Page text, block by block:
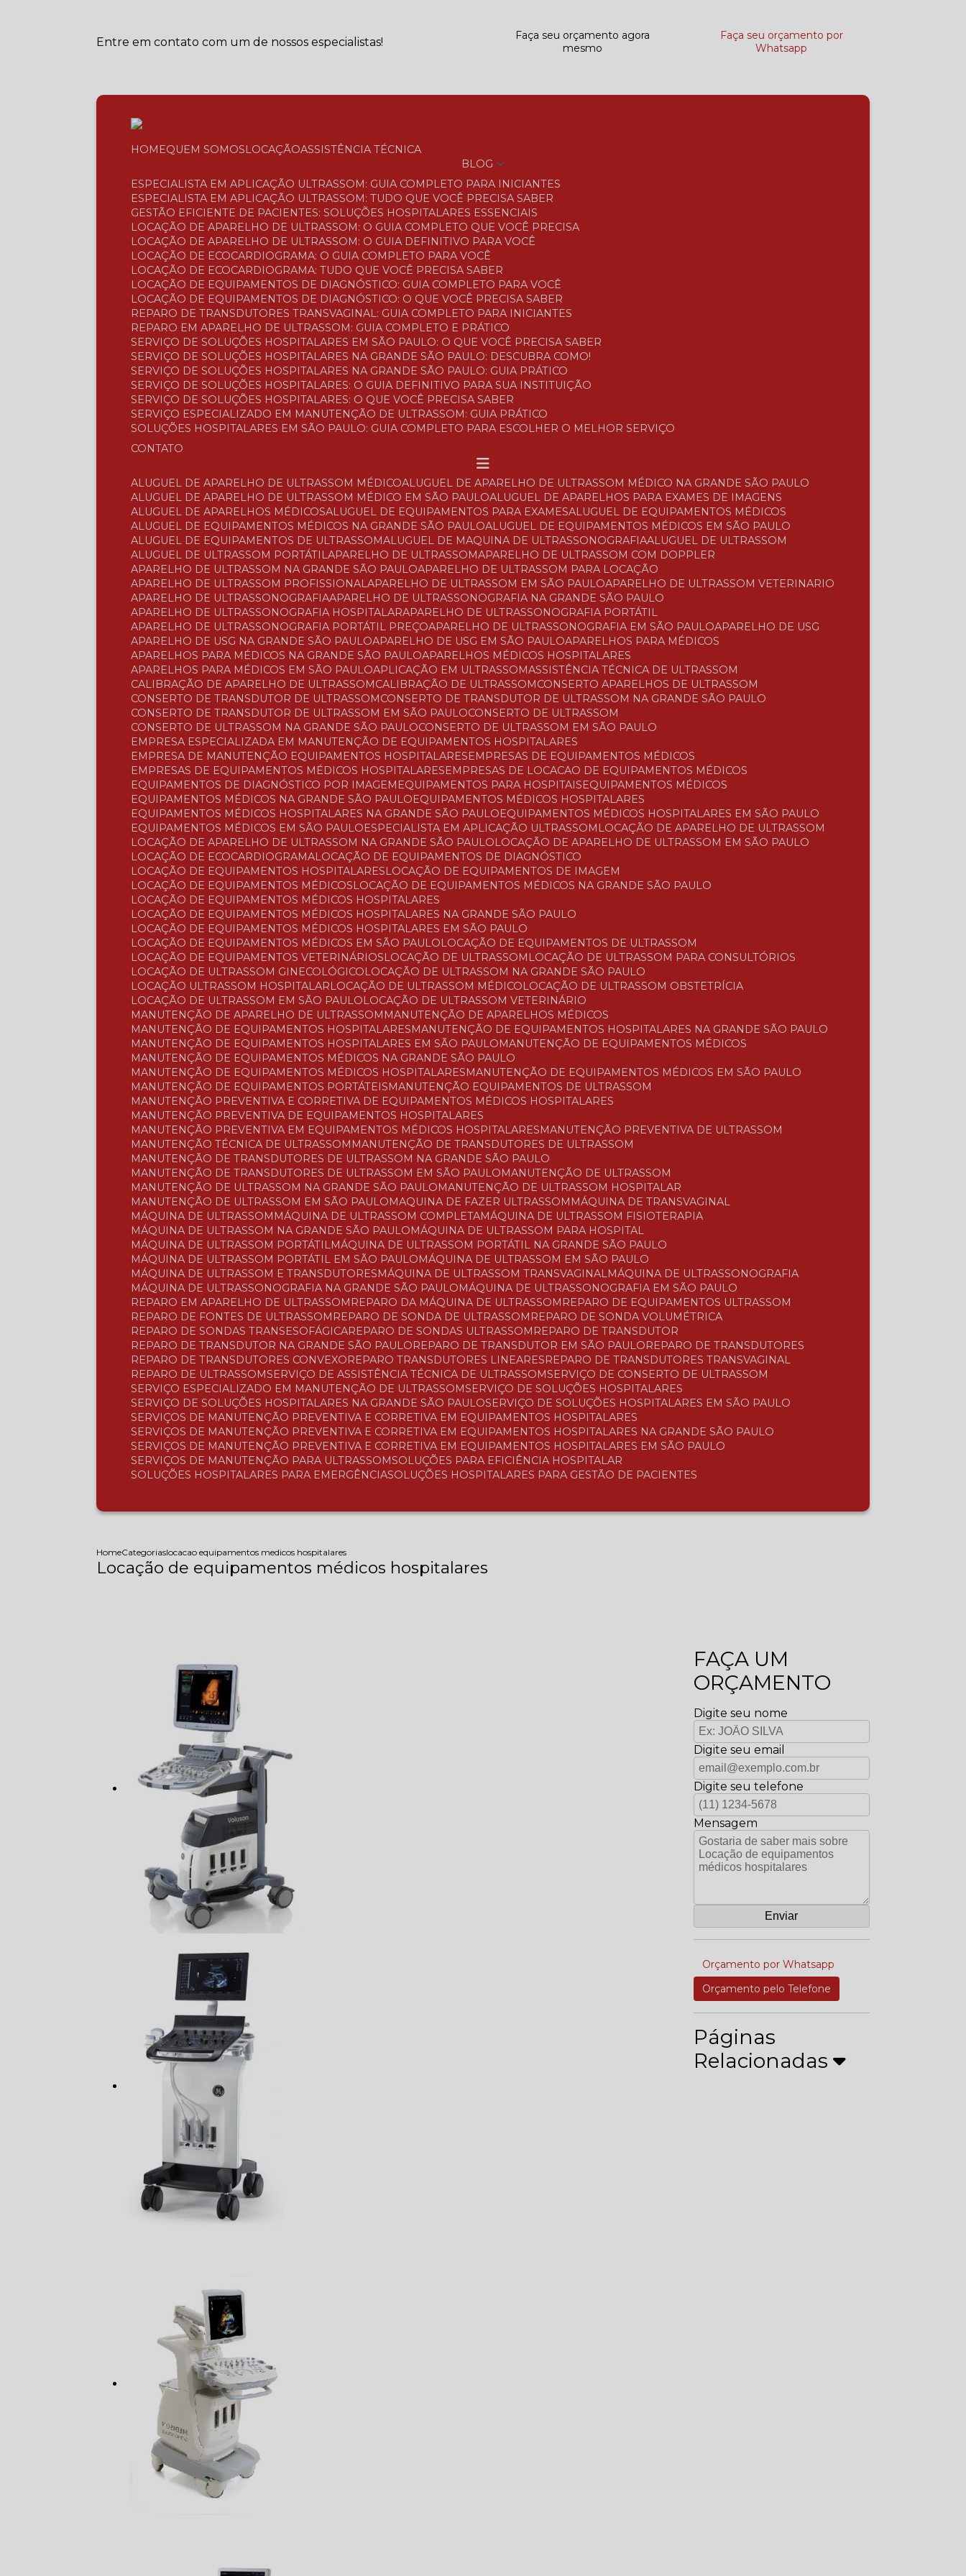
Entre em contato com um de nossos especialistas!
Faça seu orçamento agora
mesmo
Faça seu orçamento por
Whatsapp
HOME QUEM SOMOS LOCAÇÃO ASSISTÊNCIA TÉCNICA
BLOG
ESPECIALISTA EM APLICAÇÃO ULTRASSOM: GUIA COMPLETO PARA INICIANTES
ESPECIALISTA EM APLICAÇÃO ULTRASSOM: TUDO QUE VOCÊ PRECISA SABER
GESTÃO EFICIENTE DE PACIENTES: SOLUÇÕES HOSPITALARES ESSENCIAIS
LOCAÇÃO DE APARELHO DE ULTRASSOM: O GUIA COMPLETO QUE VOCÊ PRECISA
LOCAÇÃO DE APARELHO DE ULTRASSOM: O GUIA DEFINITIVO PARA VOCÊ
LOCAÇÃO DE ECOCARDIOGRAMA: O GUIA COMPLETO PARA VOCÊ
LOCAÇÃO DE ECOCARDIOGRAMA: TUDO QUE VOCÊ PRECISA SABER
LOCAÇÃO DE EQUIPAMENTOS DE DIAGNÓSTICO: GUIA COMPLETO PARA VOCÊ
LOCAÇÃO DE EQUIPAMENTOS DE DIAGNÓSTICO: O QUE VOCÊ PRECISA SABER
REPARO DE TRANSDUTORES TRANSVAGINAL: GUIA COMPLETO PARA INICIANTES
REPARO EM APARELHO DE ULTRASSOM: GUIA COMPLETO E PRÁTICO
SERVIÇO DE SOLUÇÕES HOSPITALARES EM SÃO PAULO: O QUE VOCÊ PRECISA SABER
SERVIÇO DE SOLUÇÕES HOSPITALARES NA GRANDE SÃO PAULO: DESCUBRA COMO!
SERVIÇO DE SOLUÇÕES HOSPITALARES NA GRANDE SÃO PAULO: GUIA PRÁTICO
SERVIÇO DE SOLUÇÕES HOSPITALARES: O GUIA DEFINITIVO PARA SUA INSTITUIÇÃO
SERVIÇO DE SOLUÇÕES HOSPITALARES: O QUE VOCÊ PRECISA SABER
SERVIÇO ESPECIALIZADO EM MANUTENÇÃO DE ULTRASSOM: GUIA PRÁTICO
SOLUÇÕES HOSPITALARES EM SÃO PAULO: GUIA COMPLETO PARA ESCOLHER O MELHOR SERVIÇO
CONTATO
ALUGUEL DE APARELHO DE ULTRASSOM MÉDICO
ALUGUEL DE APARELHO DE ULTRASSOM MÉDICO NA GRANDE SÃO PAULO
ALUGUEL DE APARELHO DE ULTRASSOM MÉDICO EM SÃO PAULO
ALUGUEL DE APARELHOS PARA EXAMES DE IMAGENS
ALUGUEL DE APARELHOS MÉDICOS
ALUGUEL DE EQUIPAMENTOS PARA EXAMES
ALUGUEL DE EQUIPAMENTOS MÉDICOS
ALUGUEL DE EQUIPAMENTOS MÉDICOS NA GRANDE SÃO PAULO
ALUGUEL DE EQUIPAMENTOS MÉDICOS EM SÃO PAULO
ALUGUEL DE EQUIPAMENTOS DE ULTRASSOM
ALUGUEL DE MAQUINA DE ULTRASSONOGRAFIA
ALUGUEL DE ULTRASSOM
ALUGUEL DE ULTRASSOM PORTÁTIL
APARELHO DE ULTRASSOM
APARELHO DE ULTRASSOM COM DOPPLER
APARELHO DE ULTRASSOM NA GRANDE SÃO PAULO
APARELHO DE ULTRASSOM PARA LOCAÇÃO
APARELHO DE ULTRASSOM PROFISSIONAL
APARELHO DE ULTRASSOM EM SÃO PAULO
APARELHO DE ULTRASSOM VETERINARIO
APARELHO DE ULTRASSONOGRAFIA
APARELHO DE ULTRASSONOGRAFIA NA GRANDE SÃO PAULO
APARELHO DE ULTRASSONOGRAFIA HOSPITALAR
APARELHO DE ULTRASSONOGRAFIA PORTÁTIL
APARELHO DE ULTRASSONOGRAFIA PORTÁTIL PREÇO
APARELHO DE ULTRASSONOGRAFIA EM SÃO PAULO
APARELHO DE USG
APARELHO DE USG NA GRANDE SÃO PAULO
APARELHO DE USG EM SÃO PAULO
APARELHOS PARA MÉDICOS
APARELHOS PARA MÉDICOS NA GRANDE SÃO PAULO
APARELHOS MÉDICOS HOSPITALARES
APARELHOS PARA MÉDICOS EM SÃO PAULO
APLICAÇÃO EM ULTRASSOM ASSISTÊNCIA TÉCNICA DE ULTRASSOM
CALIBRAÇÃO DE APARELHO DE ULTRASSOM
CALIBRAÇÃO DE ULTRASSOM
CONSERTO APARELHOS DE ULTRASSOM
CONSERTO DE TRANSDUTOR DE ULTRASSOM
CONSERTO DE TRANSDUTOR DE ULTRASSOM NA GRANDE SÃO PAULO
CONSERTO DE TRANSDUTOR DE ULTRASSOM EM SÃO PAULO CONSERTO DE ULTRASSOM
CONSERTO DE ULTRASSOM NA GRANDE SÃO PAULO CONSERTO DE ULTRASSOM EM SÃO PAULO
EMPRESA ESPECIALIZADA EM MANUTENÇÃO DE EQUIPAMENTOS HOSPITALARES
EMPRESA DE MANUTENÇÃO EQUIPAMENTOS HOSPITALARES
EMPRESAS DE EQUIPAMENTOS MÉDICOS
EMPRESAS DE EQUIPAMENTOS MÉDICOS HOSPITALARES
EMPRESAS DE LOCACAO DE EQUIPAMENTOS MÉDICOS
EQUIPAMENTOS DE DIAGNÓSTICO POR IMAGEM
EQUIPAMENTOS PARA HOSPITAIS
EQUIPAMENTOS MÉDICOS
EQUIPAMENTOS MÉDICOS NA GRANDE SÃO PAULO
EQUIPAMENTOS MÉDICOS HOSPITALARES
EQUIPAMENTOS MÉDICOS HOSPITALARES NA GRANDE SÃO PAULO
EQUIPAMENTOS MÉDICOS HOSPITALARES EM SÃO PAULO
EQUIPAMENTOS MÉDICOS EM SÃO PAULO
ESPECIALISTA EM APLICAÇÃO ULTRASSOM
LOCAÇÃO DE APARELHO DE ULTRASSOM
LOCAÇÃO DE APARELHO DE ULTRASSOM NA GRANDE SÃO PAULO
LOCAÇÃO DE APARELHO DE ULTRASSOM EM SÃO PAULO
LOCAÇÃO DE ECOCARDIOGRAMA LOCAÇÃO DE EQUIPAMENTOS DE DIAGNÓSTICO
LOCAÇÃO DE EQUIPAMENTOS HOSPITALARES
LOCAÇÃO DE EQUIPAMENTOS DE IMAGEM
LOCAÇÃO DE EQUIPAMENTOS MÉDICOS
LOCAÇÃO DE EQUIPAMENTOS MÉDICOS NA GRANDE SÃO PAULO
LOCAÇÃO DE EQUIPAMENTOS MÉDICOS HOSPITALARES
LOCAÇÃO DE EQUIPAMENTOS MÉDICOS HOSPITALARES NA GRANDE SÃO PAULO
LOCAÇÃO DE EQUIPAMENTOS MÉDICOS HOSPITALARES EM SÃO PAULO
LOCAÇÃO DE EQUIPAMENTOS MÉDICOS EM SÃO PAULO
LOCAÇÃO DE EQUIPAMENTOS DE ULTRASSOM
LOCAÇÃO DE EQUIPAMENTOS VETERINÁRIOS
LOCAÇÃO DE ULTRASSOM
LOCAÇÃO DE ULTRASSOM PARA CONSULTÓRIOS
LOCAÇÃO DE ULTRASSOM GINECOLÓGICO
LOCAÇÃO DE ULTRASSOM NA GRANDE SÃO PAULO
LOCAÇÃO ULTRASSOM HOSPITALAR
LOCAÇÃO DE ULTRASSOM MÉDICO
LOCAÇÃO DE ULTRASSOM OBSTETRÍCIA
LOCAÇÃO DE ULTRASSOM EM SÃO PAULO
LOCAÇÃO DE ULTRASSOM VETERINÁRIO
MANUTENÇÃO DE APARELHO DE ULTRASSOM
MANUTENÇÃO DE APARELHOS MÉDICOS
MANUTENÇÃO DE EQUIPAMENTOS HOSPITALARES
MANUTENÇÃO DE EQUIPAMENTOS HOSPITALARES NA GRANDE SÃO PAULO
MANUTENÇÃO DE EQUIPAMENTOS HOSPITALARES EM SÃO PAULO
MANUTENÇÃO DE EQUIPAMENTOS MÉDICOS
MANUTENÇÃO DE EQUIPAMENTOS MÉDICOS NA GRANDE SÃO PAULO
MANUTENÇÃO DE EQUIPAMENTOS MÉDICOS HOSPITALARES
MANUTENÇÃO DE EQUIPAMENTOS MÉDICOS EM SÃO PAULO
MANUTENÇÃO DE EQUIPAMENTOS PORTÁTEIS
MANUTENÇÃO EQUIPAMENTOS DE ULTRASSOM
MANUTENÇÃO PREVENTIVA E CORRETIVA DE EQUIPAMENTOS MÉDICOS HOSPITALARES
MANUTENÇÃO PREVENTIVA DE EQUIPAMENTOS HOSPITALARES
MANUTENÇÃO PREVENTIVA EM EQUIPAMENTOS MÉDICOS HOSPITALARES
MANUTENÇÃO PREVENTIVA DE ULTRASSOM
MANUTENÇÃO TÉCNICA DE ULTRASSOM
MANUTENÇÃO DE TRANSDUTORES DE ULTRASSOM
MANUTENÇÃO DE TRANSDUTORES DE ULTRASSOM NA GRANDE SÃO PAULO
MANUTENÇÃO DE TRANSDUTORES DE ULTRASSOM EM SÃO PAULO
MANUTENÇÃO DE ULTRASSOM
MANUTENÇÃO DE ULTRASSOM NA GRANDE SÃO PAULO
MANUTENÇÃO DE ULTRASSOM HOSPITALAR
MANUTENÇÃO DE ULTRASSOM EM SÃO PAULO
MAQUINA DE FAZER ULTRASSOM
MÁQUINA DE TRANSVAGINAL
MÁQUINA DE ULTRASSOM
MÁQUINA DE ULTRASSOM COMPLETA
MÁQUINA DE ULTRASSOM FISIOTERAPIA
MÁQUINA DE ULTRASSOM NA GRANDE SÃO PAULO
MÁQUINA DE ULTRASSOM PARA HOSPITAL
MÁQUINA DE ULTRASSOM PORTÁTIL
MÁQUINA DE ULTRASSOM PORTÁTIL NA GRANDE SÃO PAULO
MÁQUINA DE ULTRASSOM PORTÁTIL EM SÃO PAULO
MÁQUINA DE ULTRASSOM EM SÃO PAULO
MÁQUINA DE ULTRASSOM E TRANSDUTORES
MÁQUINA DE ULTRASSOM TRANSVAGINAL
MÁQUINA DE ULTRASSONOGRAFIA
MÁQUINA DE ULTRASSONOGRAFIA NA GRANDE SÃO PAULO
MÁQUINA DE ULTRASSONOGRAFIA EM SÃO PAULO
REPARO EM APARELHO DE ULTRASSOM
REPARO DA MÁQUINA DE ULTRASSOM
REPARO DE EQUIPAMENTOS ULTRASSOM
REPARO DE FONTES DE ULTRASSOM
REPARO DE SONDA DE ULTRASSOM
REPARO DE SONDA VOLUMÉTRICA
REPARO DE SONDAS TRANSESOFÁGICA
REPARO DE SONDAS ULTRASSOM
REPARO DE TRANSDUTOR
REPARO DE TRANSDUTOR NA GRANDE SÃO PAULO
REPARO DE TRANSDUTOR EM SÃO PAULO
REPARO DE TRANSDUTORES
REPARO DE TRANSDUTORES CONVEXO
REPARO TRANSDUTORES LINEARES
REPARO DE TRANSDUTORES TRANSVAGINAL
REPARO DE ULTRASSOM SERVIÇO DE ASSISTÊNCIA TÉCNICA DE ULTRASSOM SERVIÇO DE CONSERTO DE ULTRASSOM
SERVIÇO ESPECIALIZADO EM MANUTENÇÃO DE ULTRASSOM SERVIÇO DE SOLUÇÕES HOSPITALARES
SERVIÇO DE SOLUÇÕES HOSPITALARES NA GRANDE SÃO PAULO SERVIÇO DE SOLUÇÕES HOSPITALARES EM SÃO PAULO
SERVIÇOS DE MANUTENÇÃO PREVENTIVA E CORRETIVA EM EQUIPAMENTOS HOSPITALARES
SERVIÇOS DE MANUTENÇÃO PREVENTIVA E CORRETIVA EM EQUIPAMENTOS HOSPITALARES NA GRANDE SÃO PAULO
SERVIÇOS DE MANUTENÇÃO PREVENTIVA E CORRETIVA EM EQUIPAMENTOS HOSPITALARES EM SÃO PAULO
SERVIÇOS DE MANUTENÇÃO PARA ULTRASSOM SOLUÇÕES PARA EFICIÊNCIA HOSPITALAR
SOLUÇÕES HOSPITALARES PARA EMERGÊNCIA SOLUÇÕES HOSPITALARES PARA GESTÃO DE PACIENTES
HomeCategoriaslocacao equipamentos medicos hospitalares
Locação de equipamentos médicos hospitalares
FAÇA UM
ORÇAMENTO
Digite seu nome
Digite seu email
Digite seu telefone
Mensagem
Orçamento por Whatsapp
Orçamento pelo Telefone
Páginas
Relacionadas